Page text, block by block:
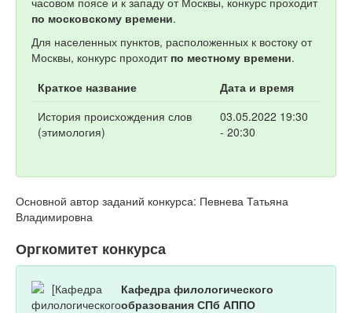
по московскому времени.
Для населенных пунктов, расположенных к востоку от
Москвы, конкурс проходит по местному времени.
Краткое название
Дата и время
История происхождения слов
(этимология)
03.05.2022 19:30
- 20:30
Основной автор заданий конкурса: Певнева Татьяна
Владимировна
Оргкомитет конкурса
Кафедра филологического
образования СПб АППО